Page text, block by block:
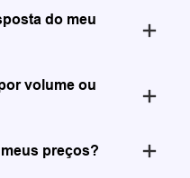
do meu
volume ou
preços?